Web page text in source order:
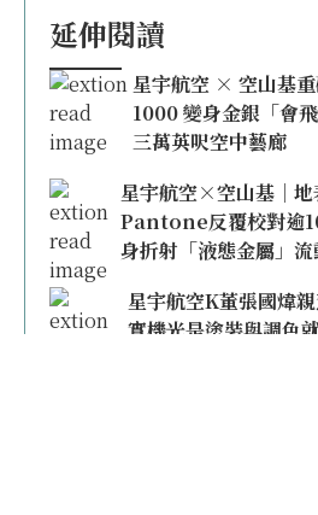
延伸閱讀
星宇航空 × 空山基
1000 變身金銀「會
三萬英呎空中藝廊
星宇航空×空山基｜地
Pantone反覆校對逾
身折射「液態金屬」
星宇航空K董張國煒
實機光是塗裝與調色